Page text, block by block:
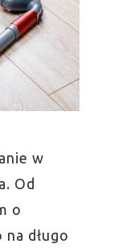
w
Od
o
długo